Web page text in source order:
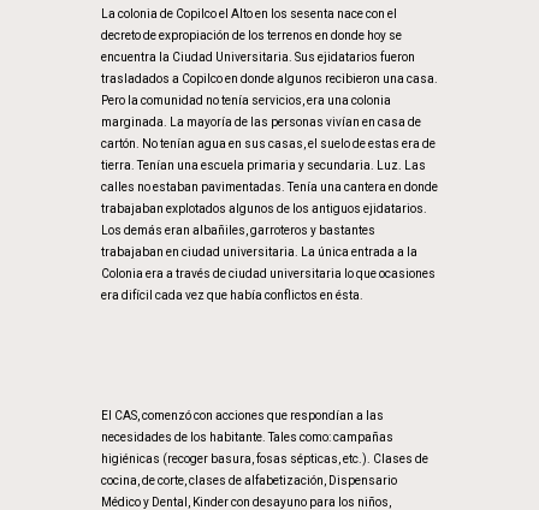
La colonia de Copilco el Alto en los sesenta nace con el
decreto de expropiación de los terrenos en donde hoy se
encuentra la Ciudad Universitaria. Sus ejidatarios fueron
trasladados a Copilco en donde algunos recibieron una casa.
Pero la comunidad no tenía servicios, era una colonia
marginada. La mayoría de las personas vivían en casa de
cartón. No tenían agua en sus casas, el suelo de estas era de
tierra. Tenían una escuela primaria y secundaria. Luz. Las
calles no estaban pavimentadas. Tenía una cantera en donde
trabajaban explotados algunos de los antiguos ejidatarios.
Los demás eran albañiles, garroteros y bastantes
trabajaban en ciudad universitaria. La única entrada a la
Colonia era a través de ciudad universitaria lo que ocasiones
era difícil cada vez que había conflictos en ésta.
El CAS, comenzó con acciones que respondían a las
necesidades de los habitante. Tales como: campañas
higiénicas (recoger basura, fosas sépticas, etc.). Clases de
cocina, de corte, clases de alfabetización, Dispensario
Médico y Dental, Kinder con desayuno para los niños,